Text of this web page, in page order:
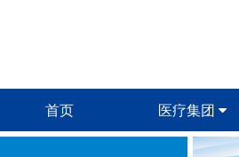
首页 医疗集团